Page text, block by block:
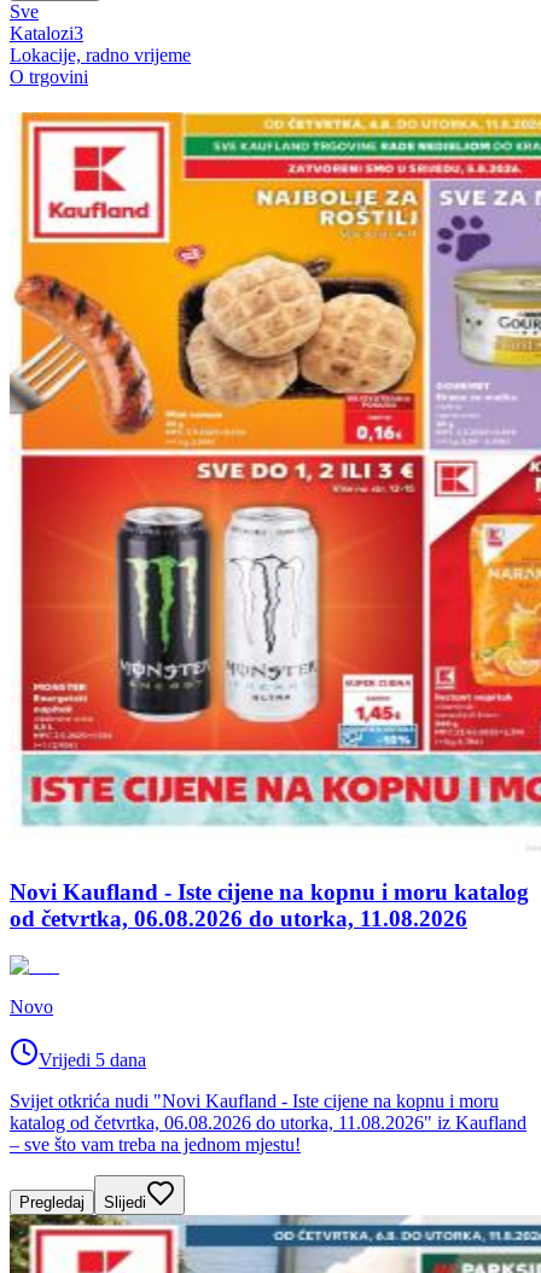
Sve
Katalozi3
Lokacije, radno vrijeme
O trgovini
Novi Kaufland - Iste cijene na kopnu i moru katalog
od četvrtka, 06.08.2026 do utorka, 11.08.2026
Novo
Vrijedi 5 dana
Svijet otkrića nudi "Novi Kaufland - Iste cijene na kopnu i moru
katalog od četvrtka, 06.08.2026 do utorka, 11.08.2026" iz Kaufland
– sve što vam treba na jednom mjestu!
Pregledaj Slijedi